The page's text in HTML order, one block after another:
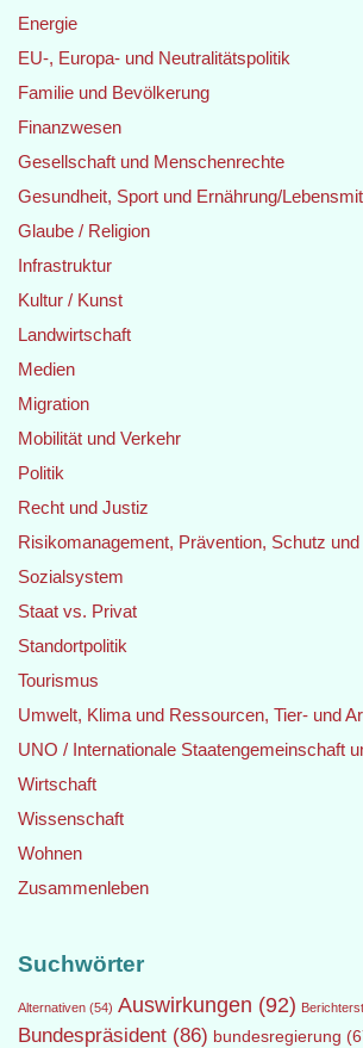
Energie
EU-, Europa- und Neutralitätspolitik
Familie und Bevölkerung
Finanzwesen
Gesellschaft und Menschenrechte
Gesundheit, Sport und Ernährung/
Glaube / Religion
Infrastruktur
Kultur / Kunst
Landwirtschaft
Medien
Migration
Mobilität und Verkehr
Politik
Recht und Justiz
Risikomanagement, Prävention, Schutz und
Sozialsystem
Staat vs. Privat
Standortpolitik
Tourismus
Umwelt, Klima und Ressourcen, Tier- und
UNO / Internationale Staatengemeinschaft
Wirtschaft
Wissenschaft
Wohnen
Zusammenleben
Suchwörter
Alternativen (54) Auswirkungen (92)
Bundespräsident (86) bundesregierung